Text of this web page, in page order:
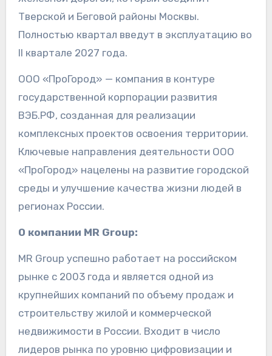
Тверской и Беговой районы Москвы.
Полностью квартал введут в эксплуатацию во
II квартале 2027 года.
ООО «ПроГород» — компания в контуре
государственной корпорации развития
ВЭБ.РФ, созданная для реализации
комплексных проектов освоения территории.
Ключевые направления деятельности ООО
«ПроГород» нацелены на развитие городской
среды и улучшение качества жизни людей в
регионах России.
О компании MR Group:
MR Group успешно работает на российском
рынке с 2003 года и является одной из
крупнейших компаний по объему продаж и
строительству жилой и коммерческой
недвижимости в России. Входит в число
лидеров рынка по уровню цифровизации и